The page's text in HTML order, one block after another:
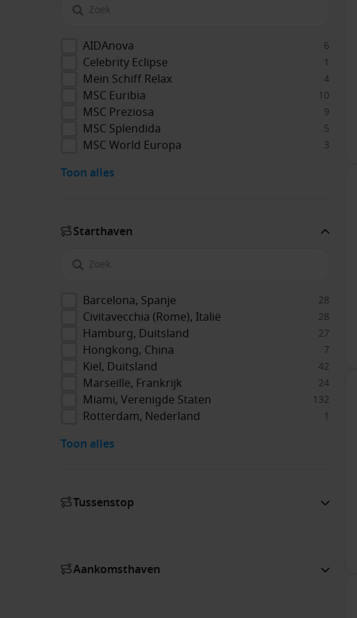
AIDAnova 6
Celebrity Eclipse 1
Mein Schiff Relax 4
MSC Euribia 10
MSC Preziosa 9
MSC Splendida 5
MSC World Europa 3
Toon alles
Start­haven
Barcelona, Spanje 28
Civitavecchia (Rome), Italië 28
Hamburg, Duitsland 27
Hongkong, China 7
Kiel, Duitsland 42
Marseille, Frankrijk 24
Miami, Verenigde Staten 132
Rotterdam, Nederland 1
Toon alles
Tussenstop
Aankomsthaven